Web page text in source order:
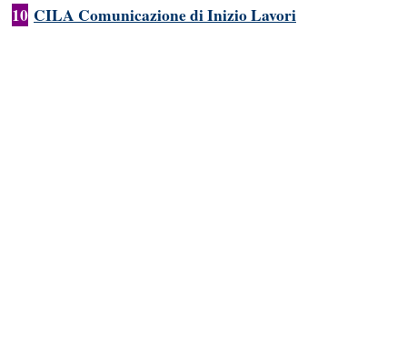
10 CILA Comunicazione di Inizio Lavori